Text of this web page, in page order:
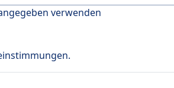
verwenden